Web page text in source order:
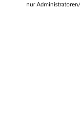
nur